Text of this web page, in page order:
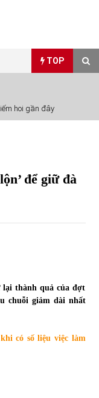
TOP
khẩu nhiều nhất tháng
khẩu nhiều nhất tháng
mua ròng 28,7 tỷ đồng
hoi gần đây
để giữ đà
lại thành quả của đợt
chuỗi giảm dài nhất
có số liệu việc làm